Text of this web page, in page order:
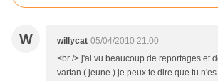
W willycat 05/04/2010 21:00
<br /> j'ai vu beaucoup de reportages et
vartan ( jeune ) je peux te dire que tu